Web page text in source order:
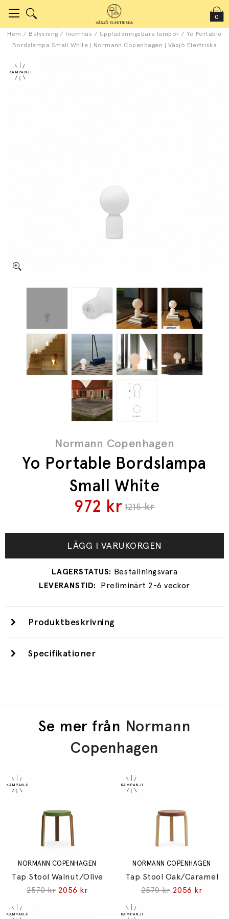
0
Hem / Belysning / Inomhus / Uppladdningsbara lampor /Yo Portable
Bordslampa Small White | Normann Copenhagen | Växjö Elektriska
Normann Copenhagen
Yo Portable Bordslampa
Small White
1215kr
972 kr
LÄGG I VARUKORGEN
Preliminärt 2-6 veckor
Produktbeskrivning
Specifikationer
Se mer från Normann
Copenhagen
NORMANN COPENHAGEN
Tap Stool Walnut/Olive
2570 kr 2056 kr
NORMANN COPENHAGEN
Tap Stool Oak/Caramel
2570 kr 2056 kr